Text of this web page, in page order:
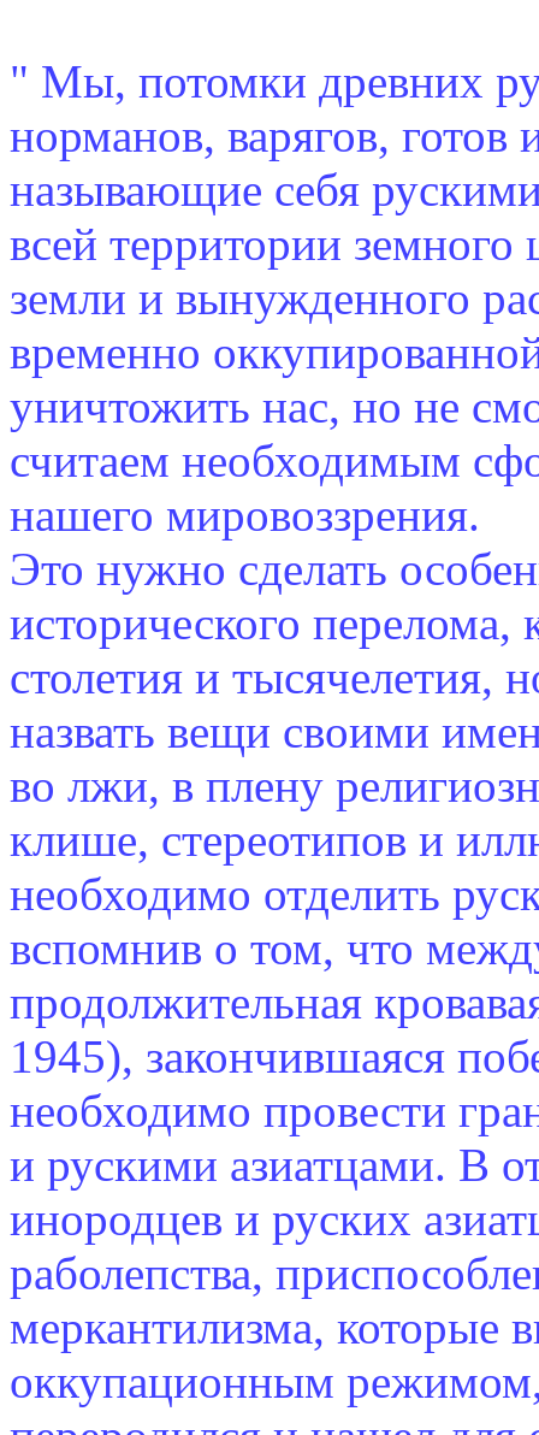
" Мы, потомки древних
норманов, варягов, готов
называющие себя
всей территории
земли и вынужденного
временно
уничтожить нас, но не
считаем необходимым
нашего мировоззрения.
Это нужно сделать
исторического перелома,
столетия и
назвать вещи своими
во лжи, в плену
клише, стереотипов и
необходимо отделить
вспомнив о том, что
продолжительная
1945), закончившаяся
необходимо провести
и рускими азиатцами. В
инородцев и руских
раболепства,
меркантилизма, которые
оккупационным режимом,